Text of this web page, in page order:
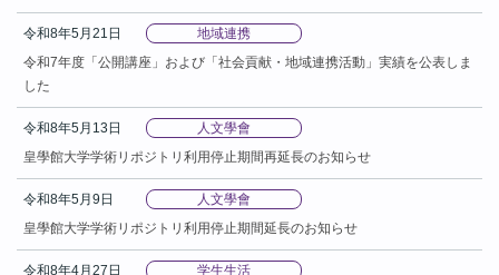
令和8年5月21日
地域連携
令和7年度「公開講座」および「社会貢献・地域連携活動」実績を公表しま
した
令和8年5月13日
人文學會
皇學館大学学術リポジトリ利用停止期間再延長のお知らせ
令和8年5月9日
人文學會
皇學館大学学術リポジトリ利用停止期間延長のお知らせ
令和8年4月27日 学生生活